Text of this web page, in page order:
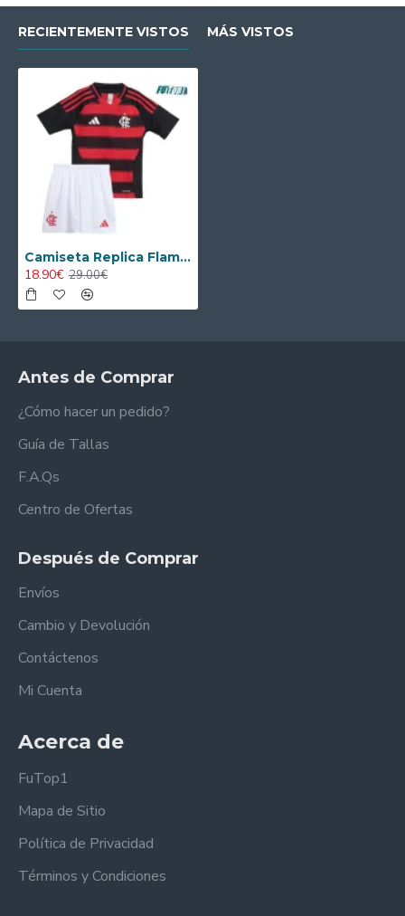
RECIENTEMENTE VISTOS MÁS VISTOS
Camiseta Replica Flamengo Local 2025/26 Equipación
18.90€ 29.00€
Antes de Comprar
¿Cómo hacer un pedido?
Guía de Tallas
F.A.Qs
Centro de Ofertas
Después de Comprar
Envíos
Cambio y Devolución
Contáctenos
Mi Cuenta
Acerca de
FuTop1
Mapa de Sitio
Política de Privacidad
Términos y Condiciones